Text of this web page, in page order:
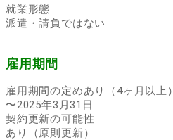
就業形態
派遣・請負ではない
雇用期間
雇用期間の定めあり（4ヶ月以上）
〜2025年3月31日
契約更新の可能性
あり（原則更新）